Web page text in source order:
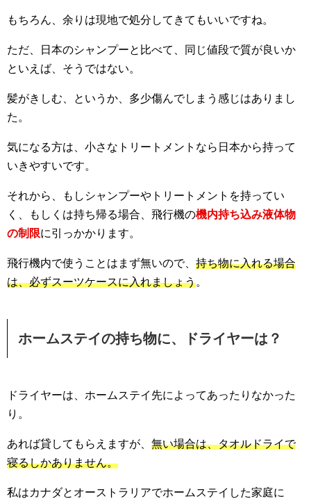
もちろん、余りは現地で処分してきてもいいですね。
ただ、日本のシャンプーと比べて、同じ値段で質が良いか
といえば、そうではない。
髪がきしむ、というか、多少傷んでしまう感じはありまし
た。
気になる方は、小さなトリートメントなら日本から持って
いきやすいです。
それから、もしシャンプーやトリートメントを持ってい
く、もしくは持ち帰る場合、飛行機の機内持ち込み液体物
の制限に引っかかります。
飛行機内で使うことはまず無いので、 持ち物に入れる場合
は、必ずスーツケースに入れましょう。
ホームステイの持ち物に、ドライヤーは？
ドライヤーは、ホームステイ先によってあったりなかった
り。
あれば貸してもらえますが、 無い場合は、タオルドライで
寝るしかありません。
私はカナダとオーストラリアでホームステイした家庭に